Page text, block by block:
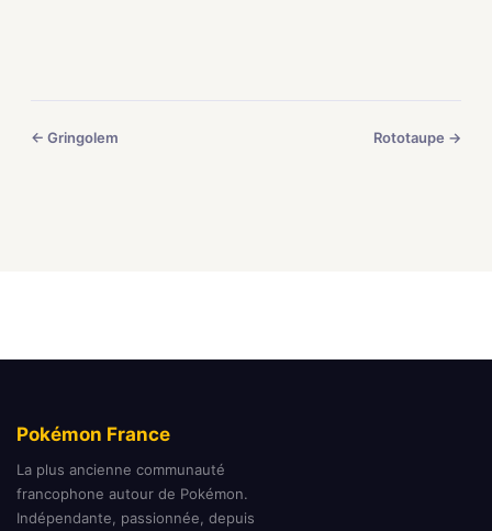
← Gringolem Rototaupe →
Pokémon France
La plus ancienne communauté
francophone autour de Pokémon.
Indépendante, passionnée, depuis